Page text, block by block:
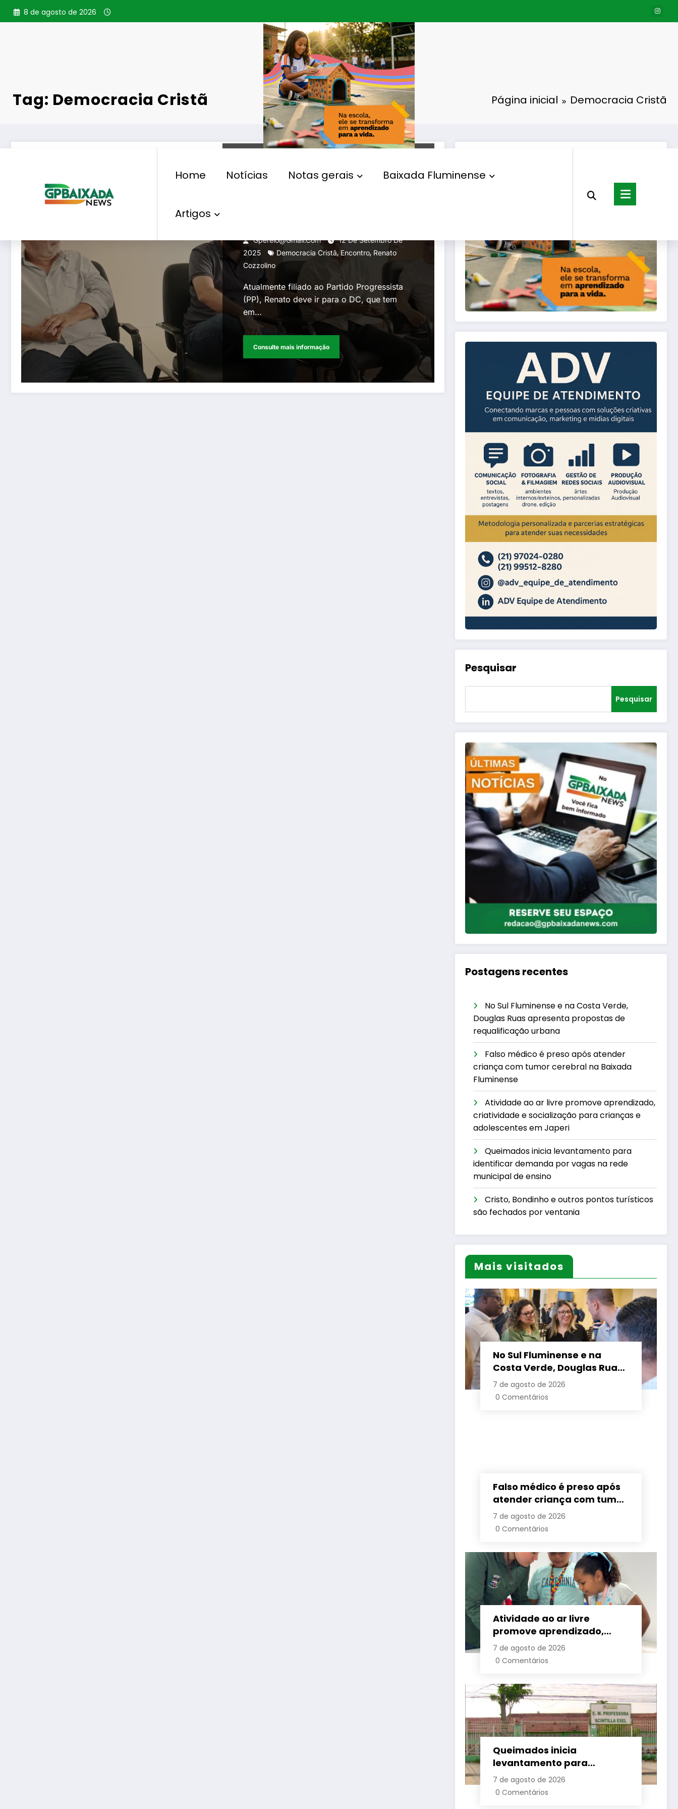
Pular
para
8 de agosto de 2026
Home Notícias Notas gerais Baixada Fluminense
Artigos
Tag: Democracia Cristã Página inicial Democracia Cristã
Democracia Cristã ensaia
Cozzolino como nome forte
para 2026.
Gperelo@gmail.com
12 De Setembro De
2025
Democracia Cristã, Encontro, Renato
Cozzolino
Atualmente filiado ao Partido Progressista
(PP), Renato deve ir para o DC, que tem
em…
Consulte mais informação
Pesquisar
Pesquisar
Postagens recentes
No Sul Fluminense e na Costa Verde,
Douglas Ruas apresenta propostas de
requalificação urbana
Falso médico é preso após atender
criança com tumor cerebral na Baixada
Fluminense
Atividade ao ar livre promove aprendizado,
criatividade e socialização para crianças e
adolescentes em Japeri
Queimados inicia levantamento para
identificar demanda por vagas na rede
municipal de ensino
Cristo, Bondinho e outros pontos turísticos
são fechados por ventania
Mais visitados
No Sul Fluminense e na
Costa Verde, Douglas Ruas
apresenta propostas de
requalificação urbana
7 de agosto de 2026
0 Comentários
Falso médico é preso após
atender criança com tumor
cerebral na Baixada
Fluminense
7 de agosto de 2026
0 Comentários
Atividade ao ar livre
promove aprendizado,
criatividade e socialização
para crianças e
7 de agosto de 2026
0 Comentários
Queimados inicia
levantamento para
identificar demanda por
vagas na rede municipal de
7 de agosto de 2026
0 Comentários